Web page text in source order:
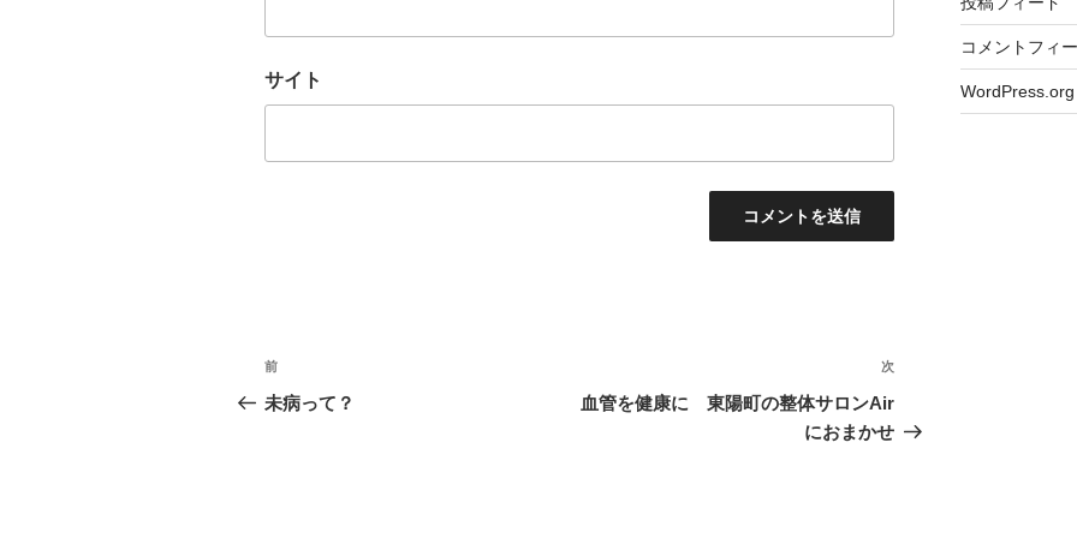
サイト
投
稿
前
の
前
未病って？
次
の
投
次
血管を健康に 東陽町の整体サロンAir
におまかせ
コメントフィ
WordPress.org